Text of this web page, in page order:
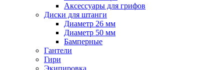
Аксессуары для грифов
Диски для штанги
Диаметр 26 мм
Диаметр 50 мм
Бамперные
Гантели
Гири
Экипировка